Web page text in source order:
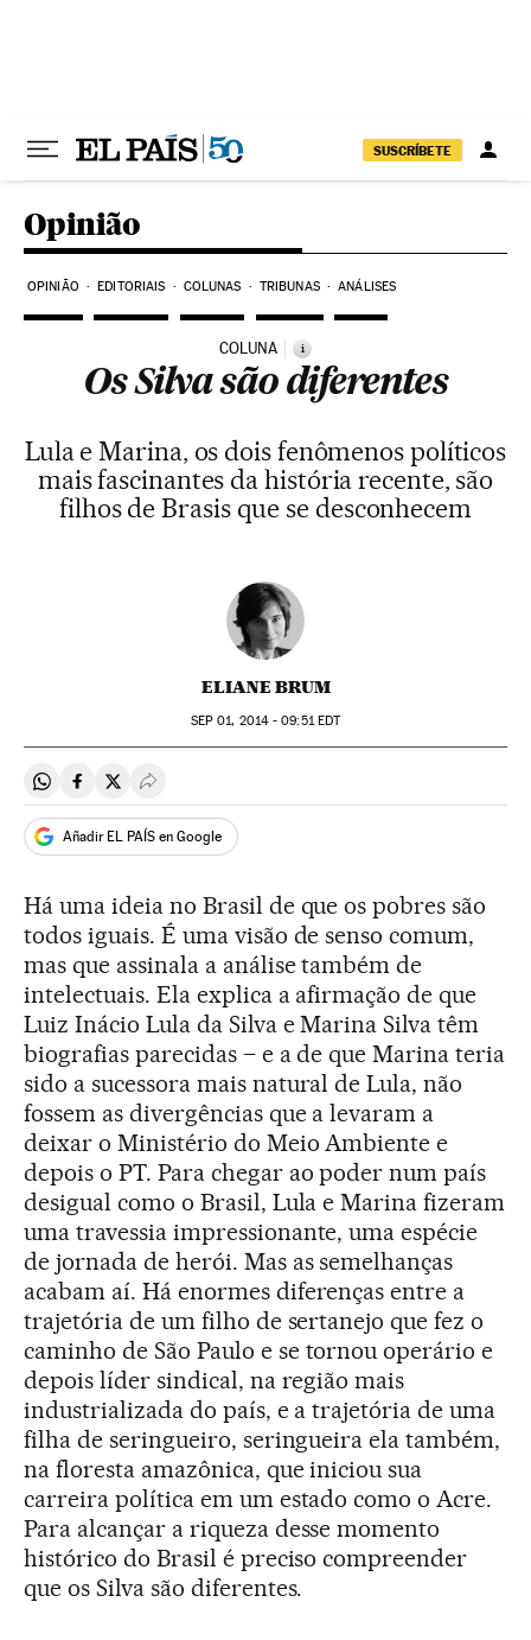
SUSCRÍBETE
Opinião
OPINIÃO EDITORIAIS COLUNAS TRIBUNAS ANÁLISES
COLUNA i
Os Silva são diferentes
Lula e Marina, os dois fenômenos políticos
mais fascinantes da história recente, são
filhos de Brasis que se desconhecem
ELIANE BRUM
SEP 01, 2014 - 09:51EDT
Compartir en Whatsapp
Compartir en Facebook
Compartir en Twitter
Desplegar Redes Sociales
Añadir EL PAÍS en Google
Há uma ideia no Brasil de que os pobres são
todos iguais. É uma visão de senso comum,
mas que assinala a análise também de
intelectuais. Ela explica a afirmação de que
Luiz Inácio Lula da Silva e Marina Silva têm
biografias parecidas – e a de que Marina teria
sido a sucessora mais natural de Lula, não
fossem as divergências que a levaram a
deixar o Ministério do Meio Ambiente e
depois o PT. Para chegar ao poder num país
desigual como o Brasil, Lula e Marina fizeram
uma travessia impressionante, uma espécie
de jornada de herói. Mas as semelhanças
acabam aí. Há enormes diferenças entre a
trajetória de um filho de sertanejo que fez o
caminho de São Paulo e se tornou operário e
depois líder sindical, na região mais
industrializada do país, e a trajetória de uma
filha de seringueiro, seringueira ela também,
na floresta amazônica, que iniciou sua
carreira política em um estado como o Acre.
Para alcançar a riqueza desse momento
histórico do Brasil é preciso compreender
que os Silva são diferentes.